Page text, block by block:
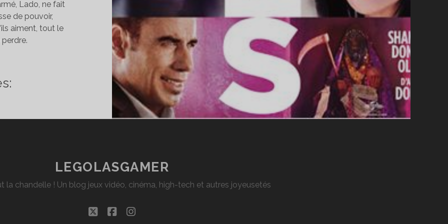
Lado, ne fait
de pouvoir,
aiment, tout le
LEGOLASGAMER
la chandelle ! Un blog jeux vidéo, cinéma, high-tech et autres joyeusetés
twitterfacebookinstagram